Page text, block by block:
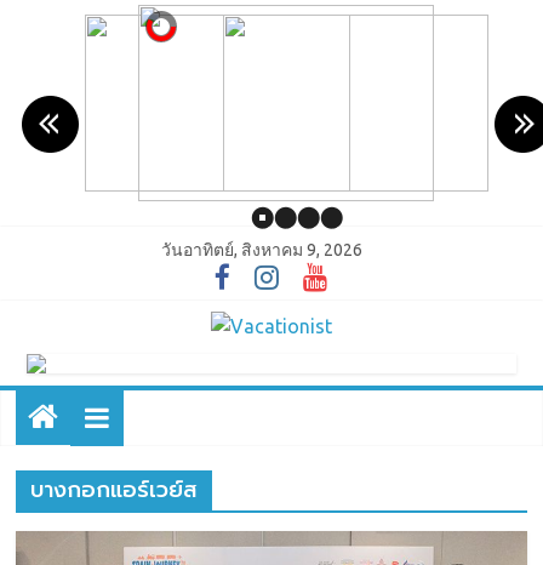
วันอาทิตย์, สิงหาคม 9, 2026
บางกอกแอร์เวย์ส